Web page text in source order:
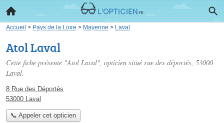
Accueil > Pays de la Loire > Mayenne > Laval
Atol Laval
Cette fiche présente "Atol Laval", opticien situé rue des déportés, 53000
Laval.
8 Rue des Déportés
53000 Laval
📞 Appeler cet opticien